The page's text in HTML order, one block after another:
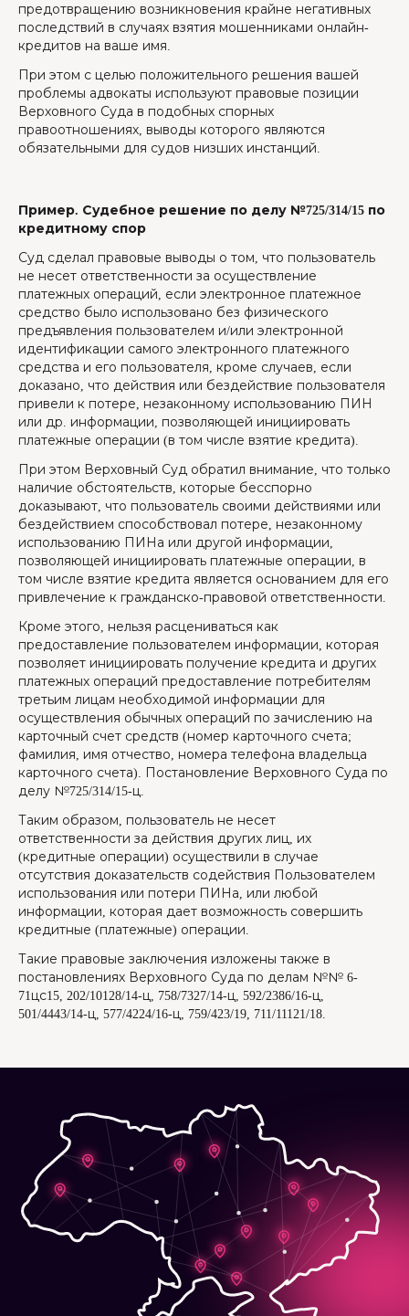
предотвращению возникновения крайне негативных
последствий в случаях взятия мошенниками онлайн-
кредитов на ваше имя.
При этом с целью положительного решения вашей
проблемы адвокаты используют правовые позиции
Верховного Суда в подобных спорных
правоотношениях, выводы которого являются
обязательными для судов низших инстанций.
Пример. Судебное решение по делу №725/314/15 по
кредитному спор
Суд сделал правовые выводы о том, что пользователь
не несет ответственности за осуществление
платежных операций, если электронное платежное
средство было использовано без физического
предъявления пользователем и/или электронной
идентификации самого электронного платежного
средства и его пользователя, кроме случаев, если
доказано, что действия или бездействие пользователя
привели к потере, незаконному использованию ПИН
или др. информации, позволяющей инициировать
платежные операции (в том числе взятие кредита).
При этом Верховный Суд обратил внимание, что только
наличие обстоятельств, которые бесспорно
доказывают, что пользователь своими действиями или
бездействием способствовал потере, незаконному
использованию ПИНа или другой информации,
позволяющей инициировать платежные операции, в
том числе взятие кредита является основанием для его
привлечение к гражданско-правовой ответственности.
Кроме этого, нельзя расцениваться как
предоставление пользователем информации, которая
позволяет инициировать получение кредита и других
платежных операций предоставление потребителям
третьим лицам необходимой информации для
осуществления обычных операций по зачислению на
карточный счет средств (номер карточного счета;
фамилия, имя отчество, номера телефона владельца
карточного счета). Постановление Верховного Суда по
делу №725/314/15-ц.
Таким образом, пользователь не несет
ответственности за действия других лиц, их
(кредитные операции) осуществили в случае
отсутствия доказательств содействия Пользователем
использования или потери ПИНа, или любой
информации, которая дает возможность совершить
кредитные (платежные) операции.
Такие правовые заключения изложены также в
постановлениях Верховного Суда по делам №№ 6-
71цс15, 202/10128/14-ц, 758/7327/14-ц, 592/2386/16-ц,
501/4443/14-ц, 577/4224/16-ц, 759/423/19, 711/11121/18.